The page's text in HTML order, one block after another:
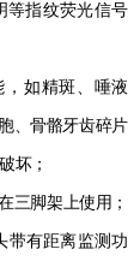
等指纹荧光信号
如精斑、唾液
、骨骼牙齿碎片
坏；
三脚架上使用；
带有距离监测功